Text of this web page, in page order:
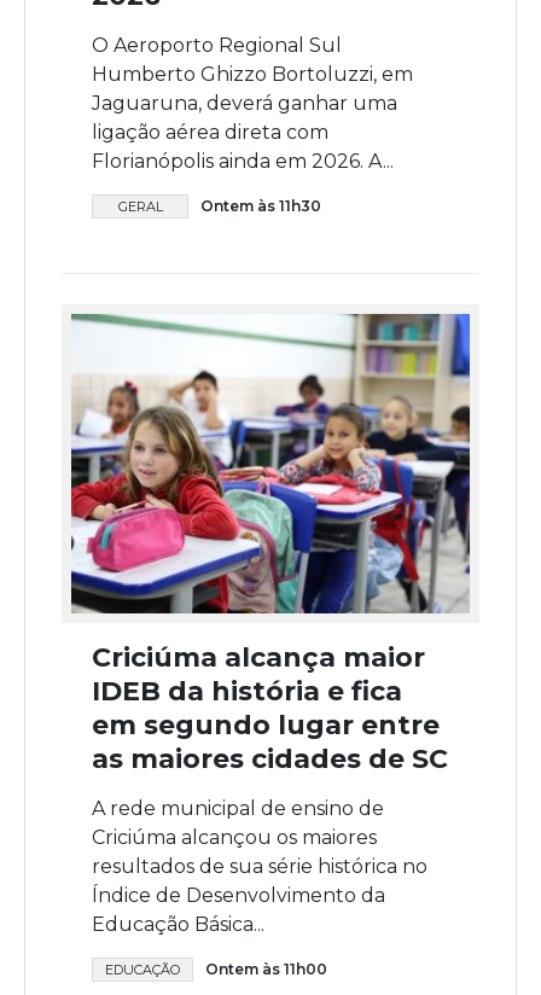
O Aeroporto Regional Sul
Humberto Ghizzo Bortoluzzi, em
Jaguaruna, deverá ganhar uma
ligação aérea direta com
Florianópolis ainda em 2026. A...
GERAL Ontem às 11h30
Criciúma alcança maior
IDEB da história e fica
em segundo lugar entre
as maiores cidades de SC
A rede municipal de ensino de
Criciúma alcançou os maiores
resultados de sua série histórica no
Índice de Desenvolvimento da
Educação Básica...
EDUCAÇÃO Ontem às 11h00